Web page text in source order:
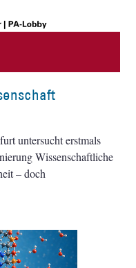
untersucht erstmals
Wissenschaftliche
– doch